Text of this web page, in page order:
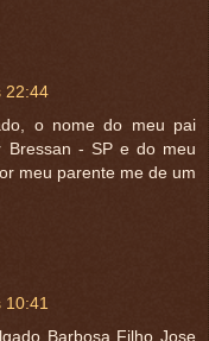
22:44
o nome do meu pai
Bressan - SP e do meu
meu parente me de um
Barbosa Filho Jose